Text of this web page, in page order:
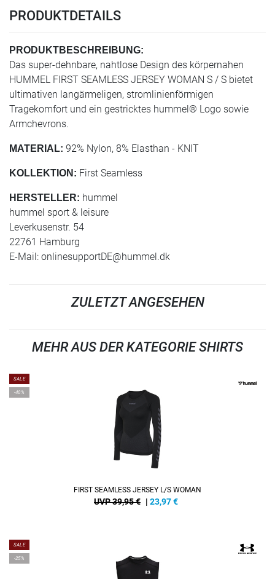
PRODUKTDETAILS
PRODUKTBESCHREIBUNG:
Das super-dehnbare, nahtlose Design des körpernahen
HUMMEL FIRST SEAMLESS JERSEY WOMAN S / S bietet
ultimativen langärmeligen, stromlinienförmigen
Tragekomfort und ein gestricktes hummel® Logo sowie
Armchevrons.
MATERIAL: 92% Nylon, 8% Elasthan - KNIT
KOLLEKTION: First Seamless
HERSTELLER: hummel
hummel sport & leisure
Leverkusenstr. 54
22761 Hamburg
E-Mail: onlinesupportDE@hummel.dk
ZULETZT ANGESEHEN
MEHR AUS DER KATEGORIE SHIRTS
SALE
-40%
FIRST SEAMLESS JERSEY L/S WOMAN
UVP 39,95 € | 23,97€
SALE
-25%